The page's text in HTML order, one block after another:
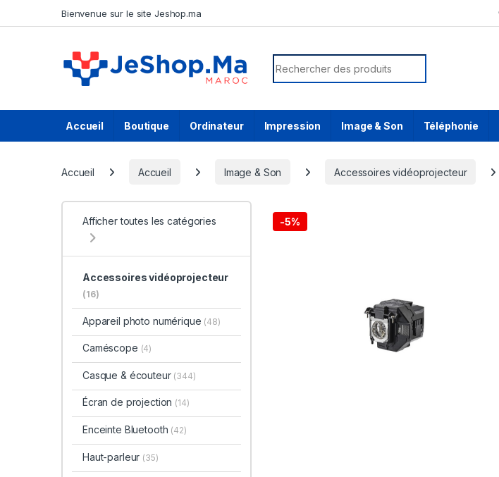
Bienvenue sur le site Jeshop.ma
Search for:
Accueil Boutique Ordinateur Impression Image & Son Téléphonie
Accueil Accueil Image & Son Accessoires vidéoprojecteur
-5%
Afficher toutes les catégories
Accessoires vidéoprojecteur
(16)
Appareil photo numérique (48)
Caméscope (4)
Casque & écouteur (344)
Écran de projection (14)
Enceinte Bluetooth (42)
Haut-parleur (35)